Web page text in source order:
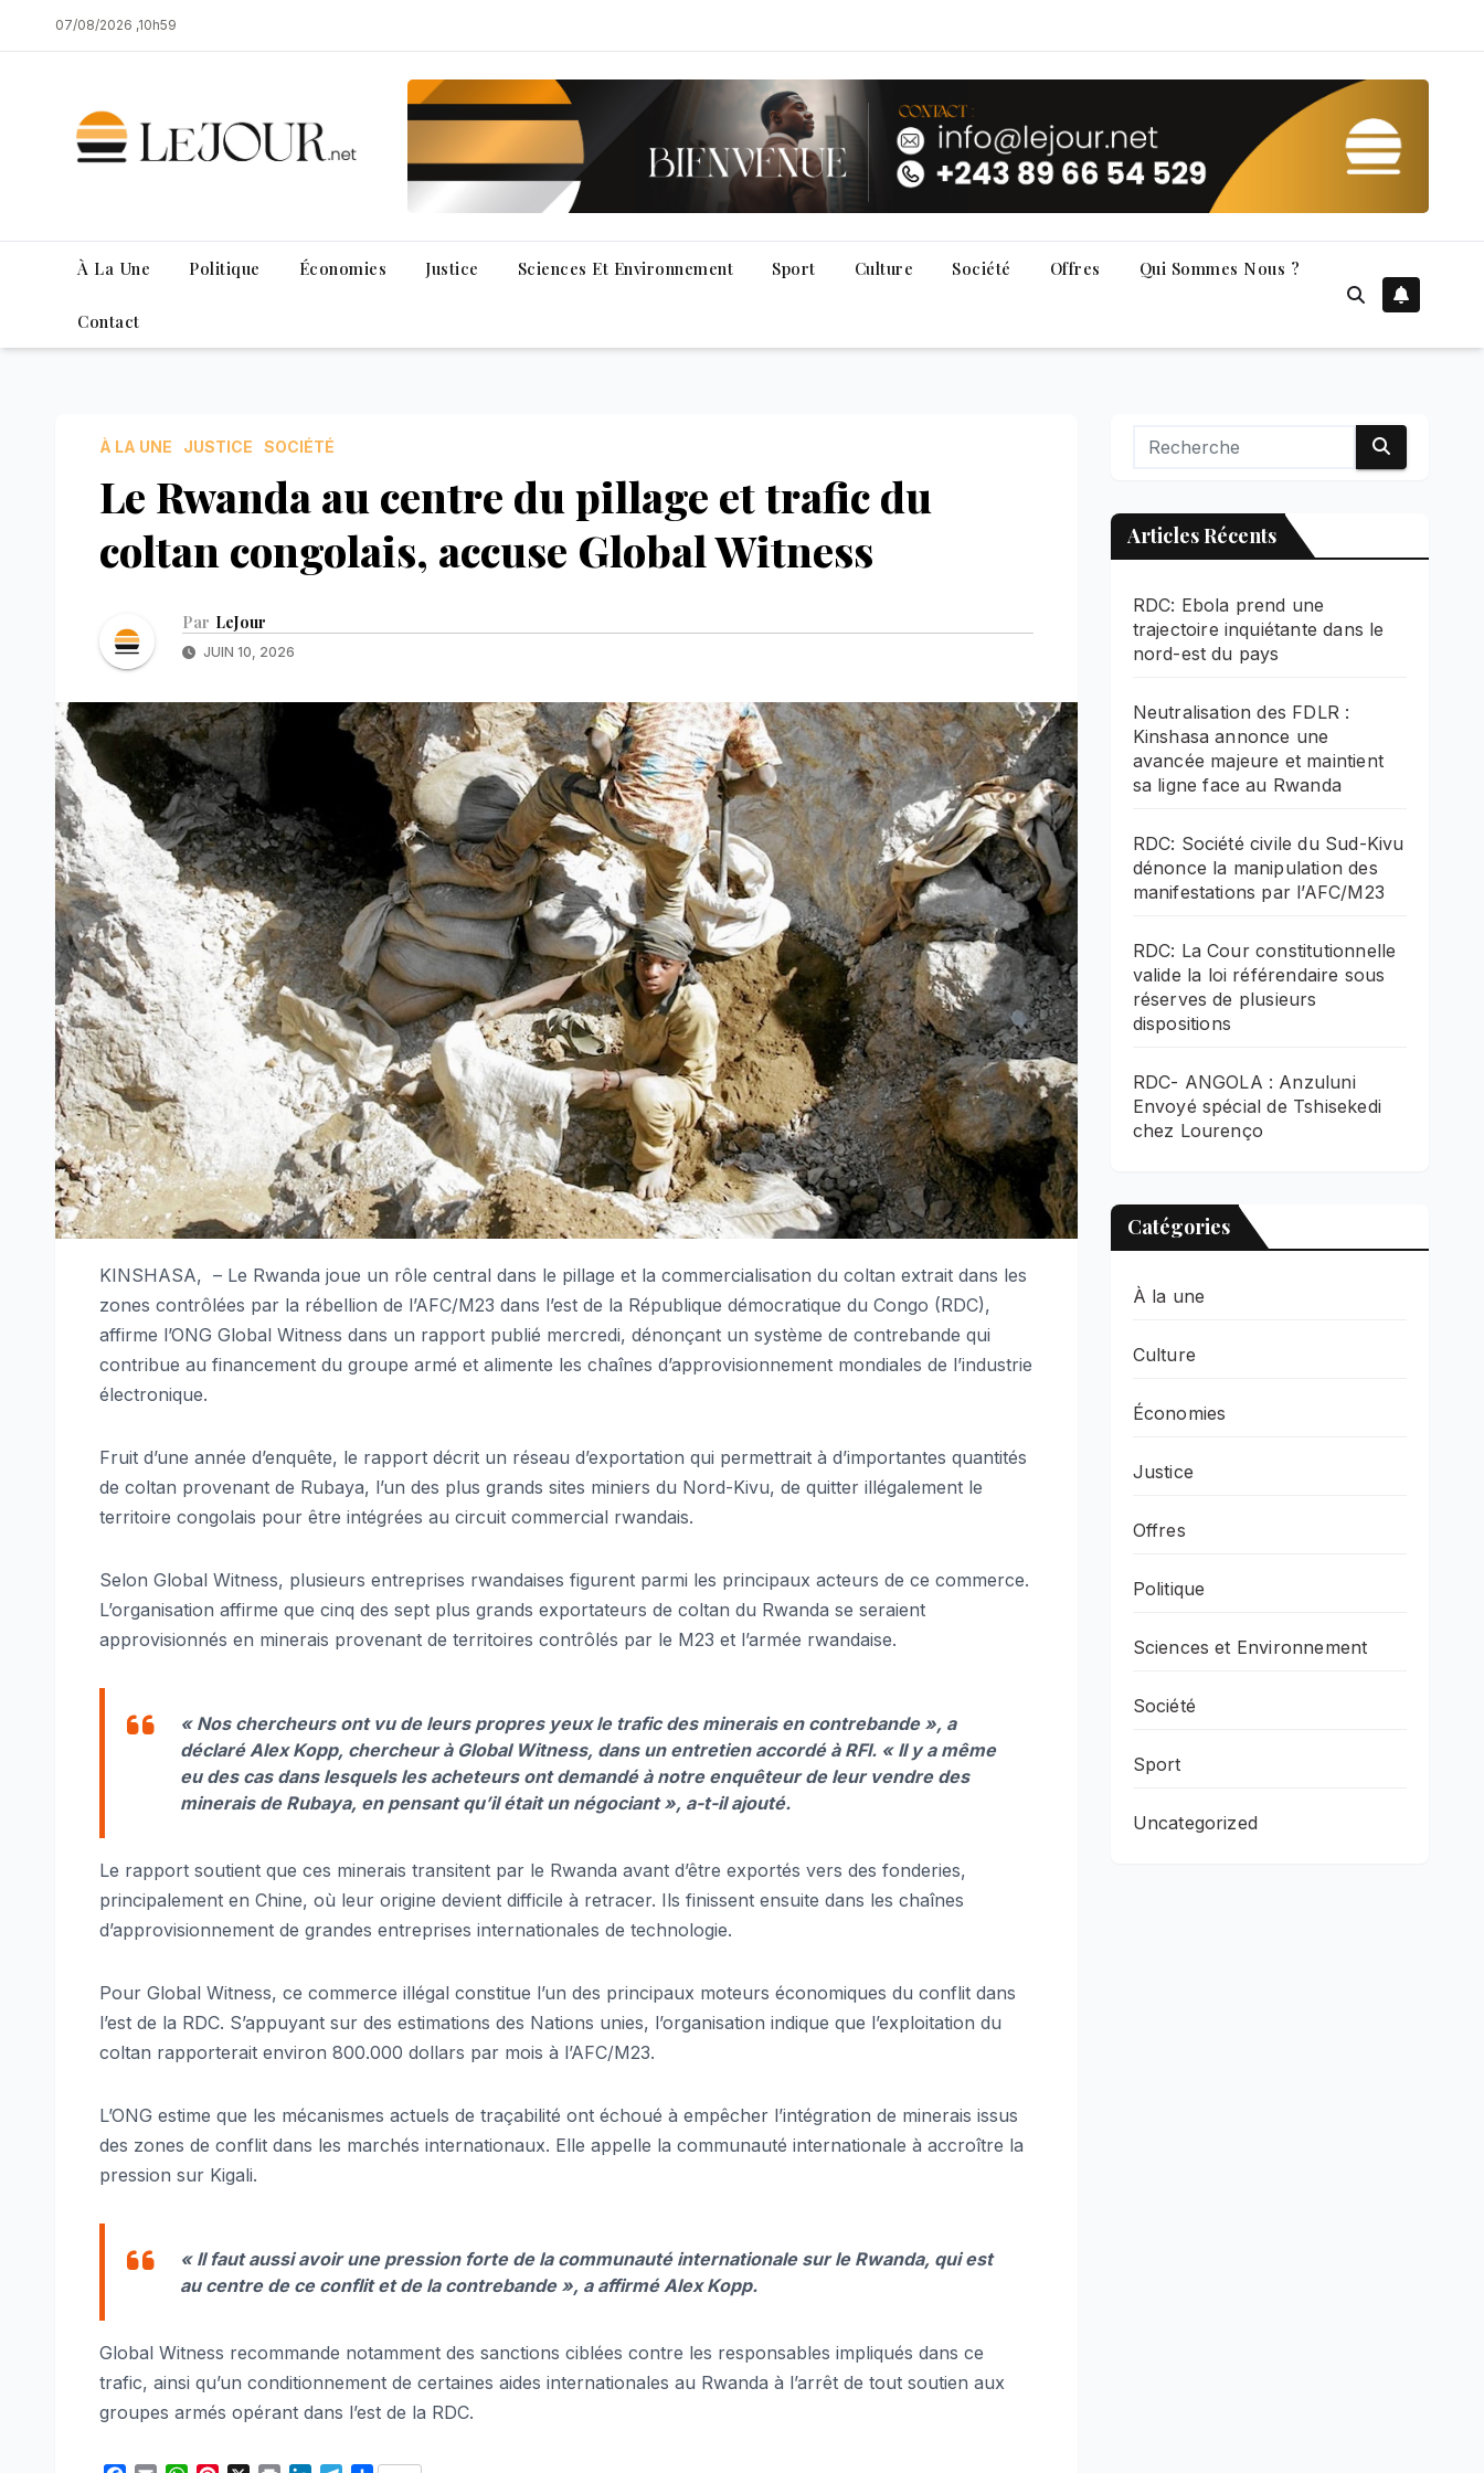
to
07/08/2026 ,10h59
À La Une Politique Économies Justice Sciences Et Environnement Sport Culture Société Offres Qui Sommes Nous ?
Contact
À LA UNE JUSTICE SOCIÉTÉ
Le Rwanda au centre du pillage et trafic du
coltan congolais, accuse Global Witness
Par LeJour
JUIN 10, 2026
KINSHASA, – Le Rwanda joue un rôle central dans le pillage et la commercialisation du coltan extrait dans les
zones contrôlées par la rébellion de l’AFC/M23 dans l’est de la République démocratique du Congo (RDC),
affirme l’ONG Global Witness dans un rapport publié mercredi, dénonçant un système de contrebande qui
contribue au financement du groupe armé et alimente les chaînes d’approvisionnement mondiales de l’industrie
électronique.
Fruit d’une année d’enquête, le rapport décrit un réseau d’exportation qui permettrait à d’importantes quantités
de coltan provenant de Rubaya, l’un des plus grands sites miniers du Nord-Kivu, de quitter illégalement le
territoire congolais pour être intégrées au circuit commercial rwandais.
Selon Global Witness, plusieurs entreprises rwandaises figurent parmi les principaux acteurs de ce commerce.
L’organisation affirme que cinq des sept plus grands exportateurs de coltan du Rwanda se seraient
approvisionnés en minerais provenant de territoires contrôlés par le M23 et l’armée rwandaise.
« Nos chercheurs ont vu de leurs propres yeux le trafic des minerais en contrebande », a
déclaré Alex Kopp, chercheur à Global Witness, dans un entretien accordé à RFI. « Il y a même
eu des cas dans lesquels les acheteurs ont demandé à notre enquêteur de leur vendre des
minerais de Rubaya, en pensant qu’il était un négociant », a-t-il ajouté.
Le rapport soutient que ces minerais transitent par le Rwanda avant d’être exportés vers des fonderies,
principalement en Chine, où leur origine devient difficile à retracer. Ils finissent ensuite dans les chaînes
d’approvisionnement de grandes entreprises internationales de technologie.
Pour Global Witness, ce commerce illégal constitue l’un des principaux moteurs économiques du conflit dans
l’est de la RDC. S’appuyant sur des estimations des Nations unies, l’organisation indique que l’exploitation du
coltan rapporterait environ 800.000 dollars par mois à l’AFC/M23.
L’ONG estime que les mécanismes actuels de traçabilité ont échoué à empêcher l’intégration de minerais issus
des zones de conflit dans les marchés internationaux. Elle appelle la communauté internationale à accroître la
pression sur Kigali.
« Il faut aussi avoir une pression forte de la communauté internationale sur le Rwanda, qui est
au centre de ce conflit et de la contrebande », a affirmé Alex Kopp.
Global Witness recommande notamment des sanctions ciblées contre les responsables impliqués dans ce
trafic, ainsi qu’un conditionnement de certaines aides internationales au Rwanda à l’arrêt de tout soutien aux
groupes armés opérant dans l’est de la RDC.
Articles Récents
RDC: Ebola prend une
trajectoire inquiétante dans le
nord-est du pays
Neutralisation des FDLR :
Kinshasa annonce une
avancée majeure et maintient
sa ligne face au Rwanda
RDC: Société civile du Sud-Kivu
dénonce la manipulation des
manifestations par l’AFC/M23
RDC: La Cour constitutionnelle
valide la loi référendaire sous
réserves de plusieurs
dispositions
RDC- ANGOLA : Anzuluni
Envoyé spécial de Tshisekedi
chez Lourenço
Catégories
À la une
Culture
Économies
Justice
Offres
Politique
Sciences et Environnement
Société
Sport
Uncategorized